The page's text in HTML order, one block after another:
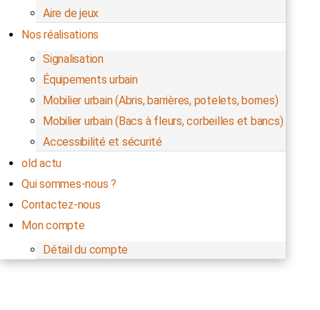
Aire de jeux
Nos réalisations
Signalisation
Équipements urbain
Mobilier urbain (Abris, barrières, potelets, bornes)
Mobilier urbain (Bacs à fleurs, corbeilles et bancs)
Accessibilité et sécurité
old actu
Qui sommes-nous ?
Contactez-nous
Mon compte
Détail du compte